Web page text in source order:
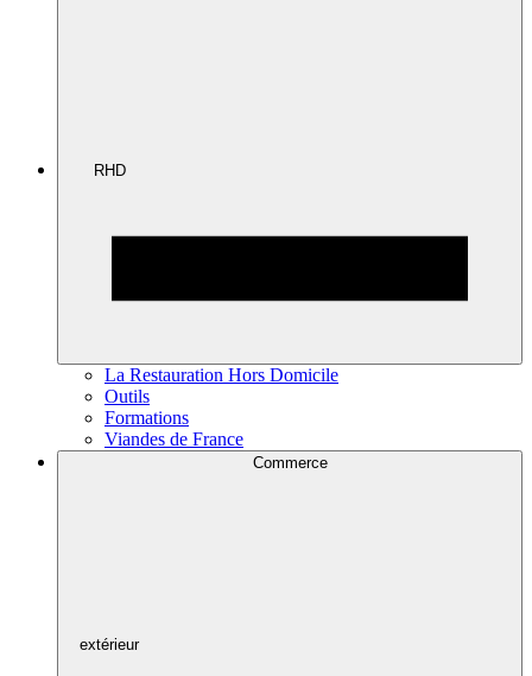
RHD
La Restauration Hors Domicile
Outils
Formations
Viandes de France
Commerce
extérieur